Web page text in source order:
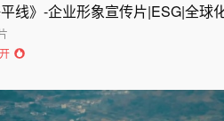
平线》-企业形象宣传片|ESG|全球